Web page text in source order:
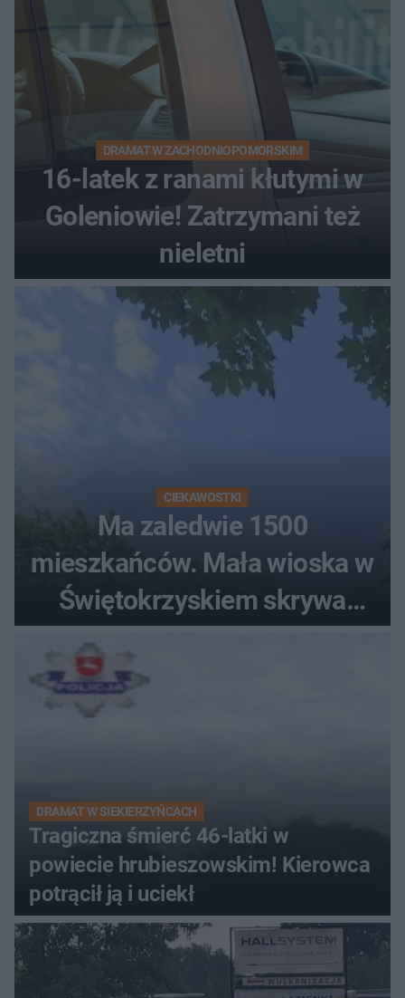
DRAMAT W ZACHODNIOPOMORSKIM
16-latek z ranami kłutymi w
Goleniowie! Zatrzymani też
nieletni
CIEKAWOSTKI
Ma zaledwie 1500
mieszkańców. Mała wioska w
Świętokrzyskiem skrywa
zabytki, bywał tu nawet król
DRAMAT W SIEKIERZYŃCACH
Tragiczna śmierć 46-latki w
powiecie hrubieszowskim! Kierowca
potrącił ją i uciekł